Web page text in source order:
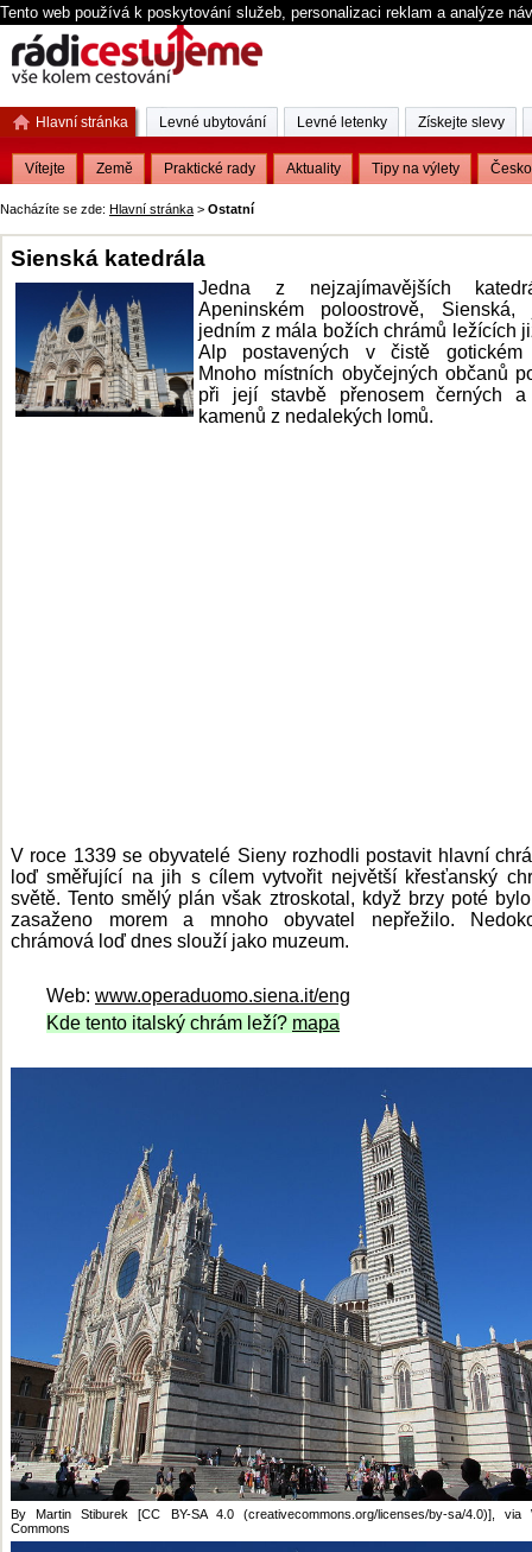
Tento web používá k poskytování služeb, personalizaci reklam a analýze
Nacházíte se zde: Hlavní stránka > Ostatní
Sienská katedrála
Jedna z nejzajímavějších
Apeninském poloostrově,
jedním z mála božích chrámů ležících
Alp postavených v čistě gotickém
Mnoho místních obyčejných občanů
při její stavbě přenosem černých
kamenů z nedalekých lomů.
V roce 1339 se obyvatelé Sieny rozhodli postavit hlavní
loď směřující na jih s cílem vytvořit největší křesťanský
světě. Tento smělý plán však ztroskotal, když brzy poté
zasaženo morem a mnoho obyvatel nepřežilo.
chrámová loď dnes slouží jako muzeum.
Web: www.operaduomo.siena.it/eng
Kde tento italský chrám leží? mapa
By Martin Stiburek [CC BY-SA 4.0 (creativecommons.org/licenses/by-sa/4.0)], via
Commons
Hlavní stránka
Vítejte Země Praktické rady Aktuality Tipy na výlety Česko
Levné ubytování Levné letenky Získejte slevy